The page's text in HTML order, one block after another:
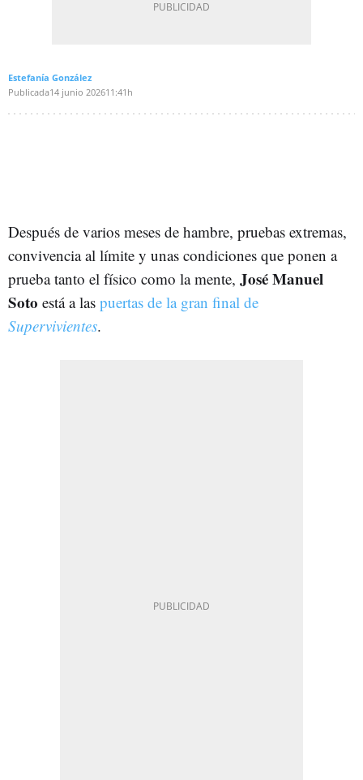
Estefanía González
Publicada14 junio 202611:41h
Después de varios meses de hambre, pruebas extremas,
convivencia al límite y unas condiciones que ponen a
prueba tanto el físico como la mente, José Manuel
Soto está a las puertas de la gran final de
Supervivientes.